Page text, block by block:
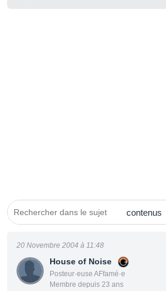
House of Noise
Posteur·euse AFfamé·e
Membre depuis 23 ans
20 Novembre 2004 à 11:48